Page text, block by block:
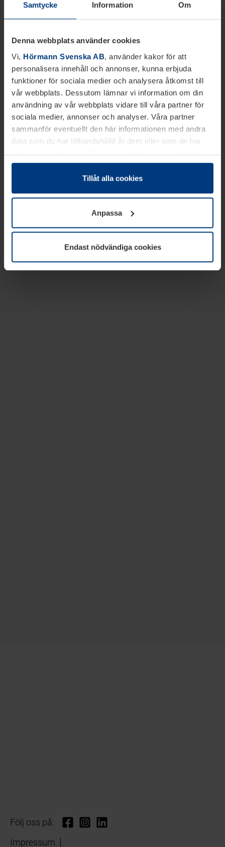
Samtycke Information Om
Denna webbplats använder cookies
Vi, Hörmann Svenska AB, använder kakor för att
personalisera innehåll och annonser, kunna erbjuda
funktioner för sociala medier och analysera åtkomst till
vår webbplats. Dessutom lämnar vi information om din
användning av vår webbplats vidare till våra partner för
sociala medier, annonser och analyser. Våra partner
sammanför eventuellt den här informationen med andra
data som du har tillhandahållit åt dem eller som de har
samlat in inom ramen för din användning av tjänsterna.
Juridiskt kan vi lagra kakor på din enhet, om de är
absolut nödvändiga för driften av den här webbplatsen.
godkännande kan du när som helst ändra eller återkalla i
informationen om kakor underDataskyddsförklaring
vår webbplats.
Tillåt alla cookies
Anpassa
Endast nödvändiga cookies
Följ oss på:
Impressum